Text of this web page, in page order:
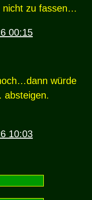
nicht zu fassen…
00:15
würde
absteigen.
10:03